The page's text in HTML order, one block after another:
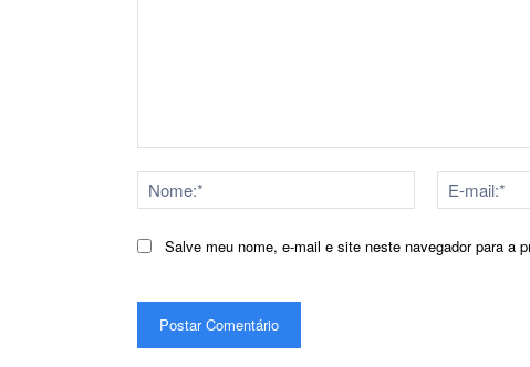
Nome:*
Salve meu nome, e-mail e site neste navegador para a